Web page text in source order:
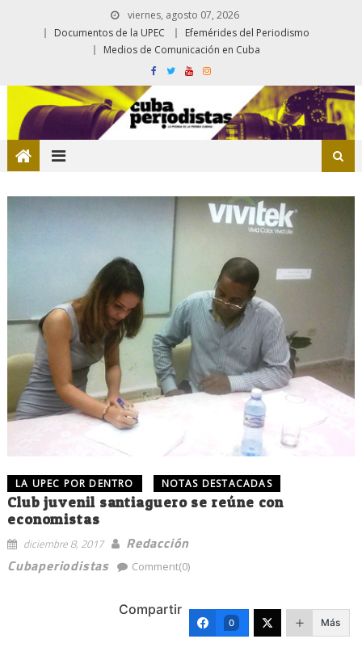
viernes, agosto 07, 2026
Documentos de la UPEC
Efemérides del Periodismo
Medios de Comunicación en Cuba
LA UPEC POR DENTRO NOTAS DESTACADAS
Club juvenil santiaguero se reúne con
economistas
diciembre 8, 2017
Redacción
Cubaperiodistas
Comment(0)
Compartir
0 Más